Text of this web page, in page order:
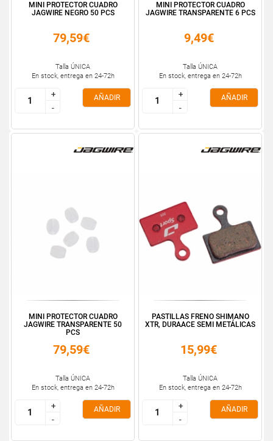
MINI PROTECTOR CUADRO
JAGWIRE NEGRO 50 PCS
79,59€
Talla ÚNICA
En stock, entrega en 24-72h
+
-
+
-
AÑADIR
MINI PROTECTOR CUADRO
JAGWIRE TRANSPARENTE 6 PCS
9,49€
Talla ÚNICA
En stock, entrega en 24-72h
+
-
+
-
AÑADIR
MINI PROTECTOR CUADRO
JAGWIRE TRANSPARENTE 50
PCS
79,59€
Talla ÚNICA
En stock, entrega en 24-72h
+
-
+
-
AÑADIR
PASTILLAS FRENO SHIMANO
XTR, DURAACE SEMI METÁLICAS
15,99€
Talla ÚNICA
En stock, entrega en 24-72h
+
-
+
-
AÑADIR